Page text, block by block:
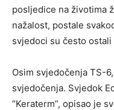
posljedice na životima
nažalost, postale
svjedoci su često
Osim svjedočenja TS-
svjedočenja. Svjedok
“Keraterm”, opisao je